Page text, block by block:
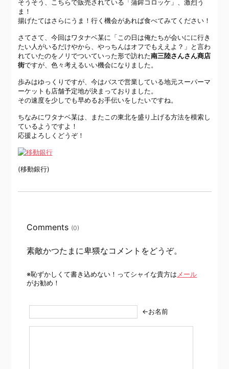
そうそう、こちらで販売されている「蒲鉾コロッケ」、激烈う
ま！
揚げたてはさらにうま！行く機会があれば食べてみてください！
さてさて、今回はワタナベ某に「この日は俺たちが会いにに行き
たい人がいるだけやから、やっちんはオフでもええよ？」と言わ
れていたのをノリでついていった形で訪れた南三陸さんさん商店
街ですが、色々考えるいい機会になりました。
歩みはゆっくりですが、今はバスで営業している地元スーパーマ
ーケットも店舗予定地が決まっておりました。
その速度を少しでも早めるお手伝いをしたいですね。
ちなみにワタナベ某は、またこの東北を盛り上げる方法を模索し
ているようですよ！
応援よろしくどうぞ！
(移動銀行)
Comments (0)
素敵かつたまに卑猥なコメントをどうぞ。
※恥ずかしくて書き込めない！ってシャイな貴方は メール
がお勧め！
←お名前